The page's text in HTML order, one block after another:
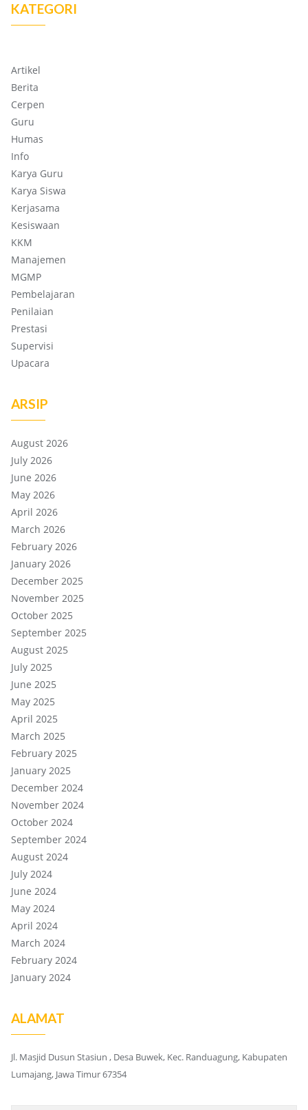
KATEGORI
Artikel
Berita
Cerpen
Guru
Humas
Info
Karya Guru
Karya Siswa
Kerjasama
Kesiswaan
KKM
Manajemen
MGMP
Pembelajaran
Penilaian
Prestasi
Supervisi
Upacara
ARSIP
August 2026
July 2026
June 2026
May 2026
April 2026
March 2026
February 2026
January 2026
December 2025
November 2025
October 2025
September 2025
August 2025
July 2025
June 2025
May 2025
April 2025
March 2025
February 2025
January 2025
December 2024
November 2024
October 2024
September 2024
August 2024
July 2024
June 2024
May 2024
April 2024
March 2024
February 2024
January 2024
ALAMAT
Jl. Masjid Dusun Stasiun , Desa Buwek, Kec. Randuagung, Kabupaten
Lumajang, Jawa Timur 67354